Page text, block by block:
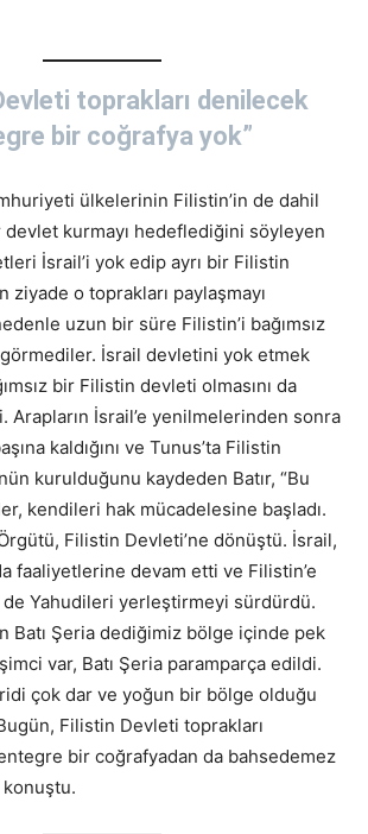
toprakları denilecek
bir coğrafya yok”
ülkelerinin Filistin’in de dahil
kurmayı hedeflediğini söyleyen
İsrail’i yok edip ayrı bir Filistin
ziyade o toprakları paylaşmayı
uzun bir süre Filistin’i bağımsız
İsrail devletini yok etmek
bir Filistin devleti olmasını da
Arapların İsrail’e yenilmelerinden sonra
kaldığını ve Tunus’ta Filistin
kurulduğunu kaydeden Batır, “Bu
kendileri hak mücadelesine başladı.
Filistin Devleti’ne dönüştü. İsrail,
faaliyetlerine devam etti ve Filistin’e
de Yahudileri yerleştirmeyi sürdürdü.
Batı Şeria dediğimiz bölge içinde pek
var, Batı Şeria paramparça edildi.
çok dar ve yoğun bir bölge olduğu
Filistin Devleti toprakları
bir coğrafyadan da bahsedemez